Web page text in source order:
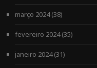
março 2024(38)
fevereiro 2024(35)
janeiro 2024(31)